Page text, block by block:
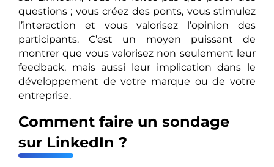
questions ; vous créez des ponts, vous stimulez
l’interaction et vous valorisez l’opinion des
participants. C’est un moyen puissant de
montrer que vous valorisez non seulement leur
feedback, mais aussi leur implication dans le
développement de votre marque ou de votre
entreprise.
Comment faire un sondage
sur LinkedIn ?